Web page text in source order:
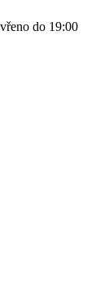
do 19:00